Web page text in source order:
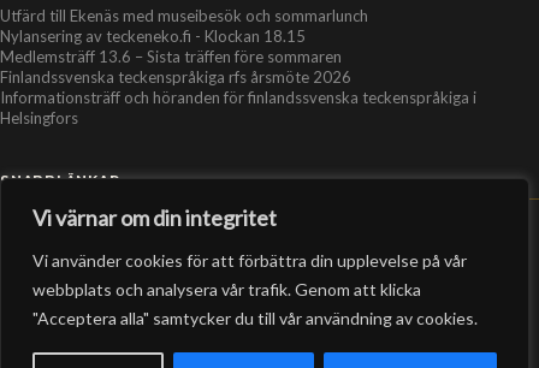
Vi värnar om din integritet
Vi använder cookies för att förbättra din upplevelse på vår
webbplats och analysera vår trafik. Genom att klicka
"Acceptera alla" samtycker du till vår användning av cookies.
Utfärd till Ekenäs med museibesök och sommarlunch
Nylansering av teckeneko.fi - Klockan 18.15
Medlemsträff 13.6 – Sista träffen före sommaren
Finlandssvenska teckenspråkiga rfs årsmöte 2026
Informationsträff och höranden för finlandssvenska teckenspråkiga i
Helsingfors
SNABBLÄNKAR
Personer
Organisationer
Kontakt
RSS-flöde